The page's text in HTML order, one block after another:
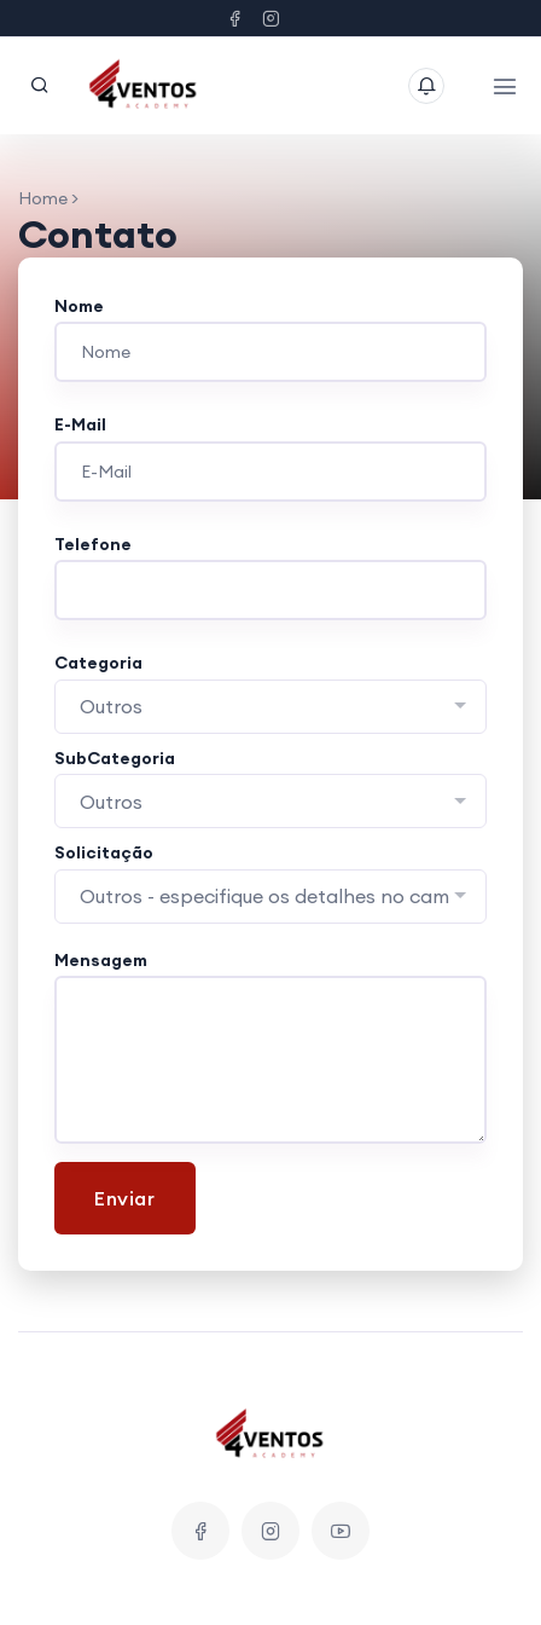
Home >
Contato
Nome
E-Mail
Telefone
Categoria
Outros
SubCategoria
Outros
Solicitação
Outros - especifique os detalhes no campo
Mensagem
Enviar